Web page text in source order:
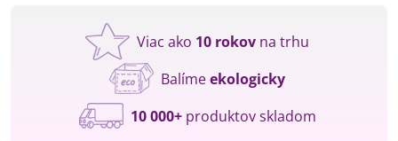
Viac ako 10 rokov na trhu
Balímeekologicky
10 000+produktov skladom